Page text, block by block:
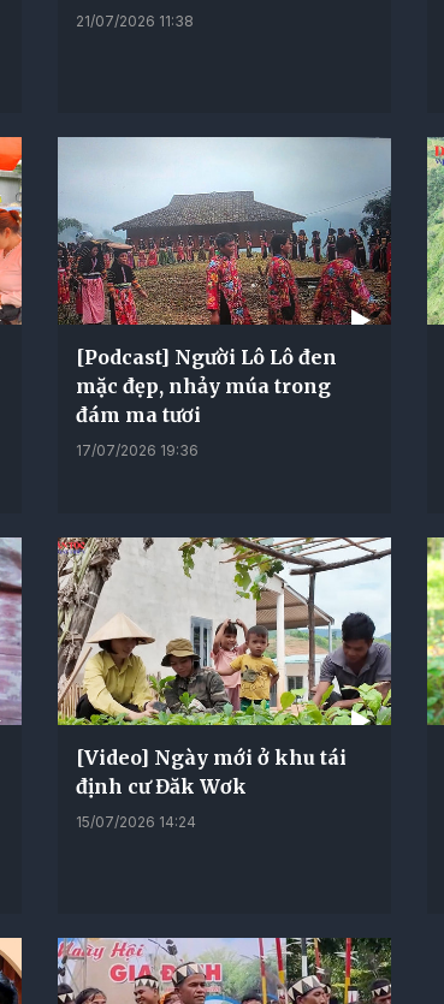
21/07/2026 11:38
[Podcast] Người Lô Lô đen
mặc đẹp, nhảy múa trong
đám ma tươi
17/07/2026 19:36
[Video] Ngày mới ở khu tái
định cư Đăk Wơk
15/07/2026 14:24